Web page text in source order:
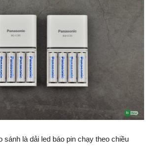
sánh là dải led báo pin chạy theo chiều